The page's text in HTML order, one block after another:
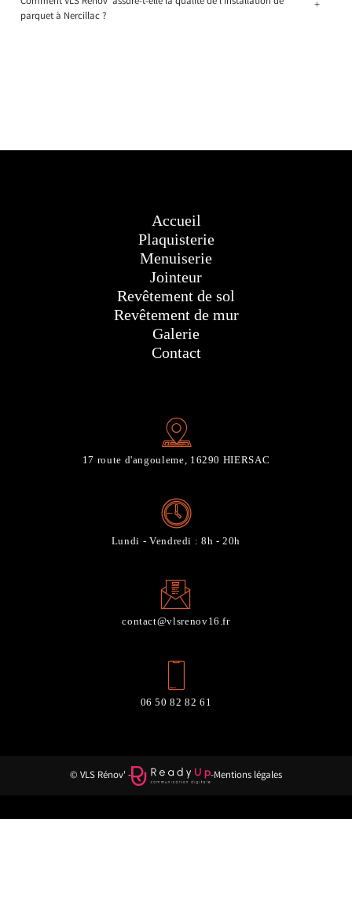
parquet à Nercillac ?
+
Accueil
Plaquisterie
Menuiserie
Jointeur
Revêtement de sol
Revêtement de mur
Galerie
Contact
17 route d'angouleme, 16290 HIERSAC
Lundi - Vendredi : 8h - 20h
contact@vlsrenov16.fr
06 50 82 82 61
© VLS Rénov' - -Mentions légales